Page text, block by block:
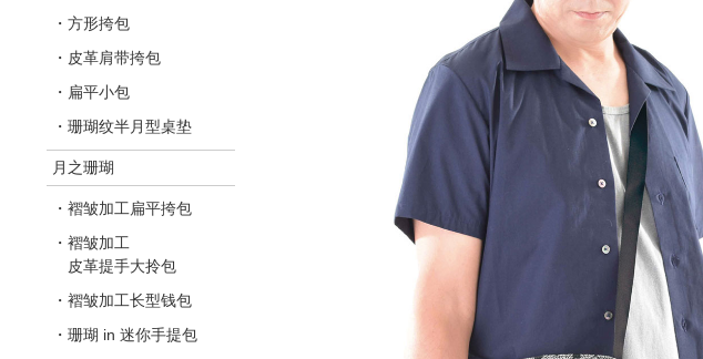
・方形挎包
・皮革肩带挎包
・扁平小包
・珊瑚纹半月型桌垫
月之珊瑚
・褶皱加工扁平挎包
・褶皱加工
皮革提手大拎包
・褶皱加工长型钱包
・珊瑚 in 迷你手提包